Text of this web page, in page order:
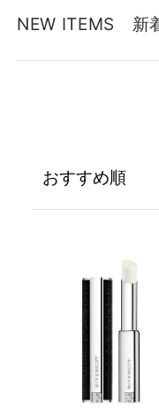
NEW ITEMS 新